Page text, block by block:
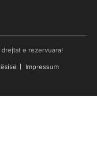
e rezervuara!
Impressum